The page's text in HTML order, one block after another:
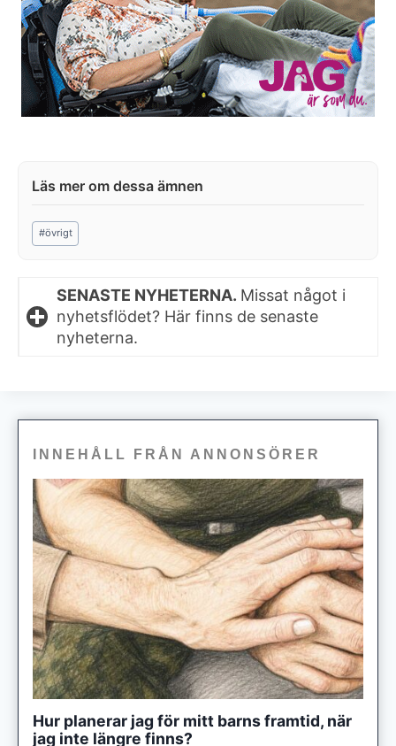
Post
Tags:
#övrigt
SENASTE NYHETERNA. Missat något i
nyhetsflödet? Här finns de senaste
nyheterna.
INNEHÅLL FRÅN ANNONSÖRER
Hur planerar jag för mitt barns framtid, när
jag inte längre finns?